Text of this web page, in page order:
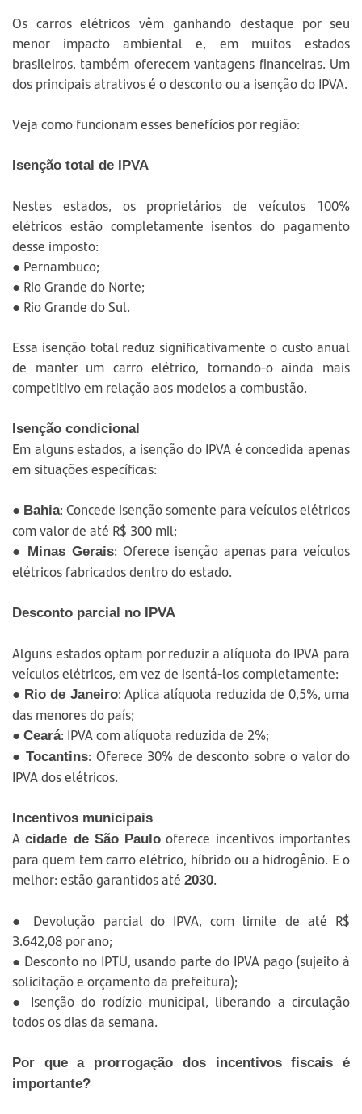
Os carros elétricos vêm ganhando destaque por seu
menor impacto ambiental e, em muitos estados
brasileiros, também oferecem vantagens financeiras. Um
dos principais atrativos é o desconto ou a isenção do IPVA.
Veja como funcionam esses benefícios por região:
Isenção total de IPVA
Nestes estados, os proprietários de veículos 100%
elétricos estão completamente isentos do pagamento
desse imposto:
● Pernambuco;
● Rio Grande do Norte;
● Rio Grande do Sul.
Essa isenção total reduz significativamente o custo anual
de manter um carro elétrico, tornando-o ainda mais
competitivo em relação aos modelos a combustão.
Isenção condicional
Em alguns estados, a isenção do IPVA é concedida apenas
em situações específicas:
● Bahia: Concede isenção somente para veículos elétricos
com valor de até R$ 300 mil;
● Minas Gerais: Oferece isenção apenas para veículos
elétricos fabricados dentro do estado.
Desconto parcial no IPVA
Alguns estados optam por reduzir a alíquota do IPVA para
veículos elétricos, em vez de isentá-los completamente:
● Rio de Janeiro: Aplica alíquota reduzida de 0,5%, uma
das menores do país;
● Ceará: IPVA com alíquota reduzida de 2%;
● Tocantins: Oferece 30% de desconto sobre o valor do
IPVA dos elétricos.
Incentivos municipais
Acidade de São Paulo oferece incentivos importantes
para quem tem carro elétrico, híbrido ou a hidrogênio. E o
melhor: estão garantidos até 2030.
● Devolução parcial do IPVA, com limite de até R$
3.642,08 por ano;
● Desconto no IPTU, usando parte do IPVA pago (sujeito à
solicitação e orçamento da prefeitura);
● Isenção do rodízio municipal, liberando a circulação
todos os dias da semana.
Por que a prorrogação dos incentivos fiscais é
importante?